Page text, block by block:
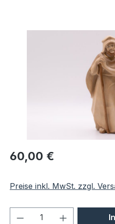
Bildergalerie überspringen
Regulärer Preis:
60,00 €
Preise inkl. MwSt. zzgl.
Produkt Anzahl: